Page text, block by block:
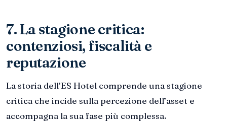
7. La stagione critica:
contenziosi, fiscalità e
reputazione
La storia dell’ES Hotel comprende una stagione
critica che incide sulla percezione dell’asset e
accompagna la sua fase più complessa.